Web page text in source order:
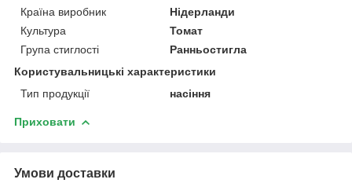
Країна виробник
Нідерланди
Культура
Томат
Група стиглості
Ранньостигла
Користувальницькі характеристики
Тип продукції
насіння
Приховати
Умови доставки